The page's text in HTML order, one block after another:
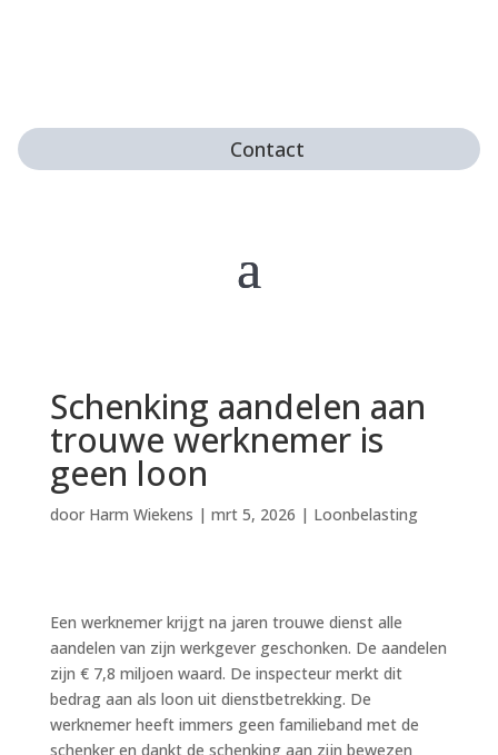
Contact
Schenking aandelen aan
trouwe werknemer is
geen loon
door Harm Wiekens | mrt 5, 2026 | Loonbelasting
Een werknemer krijgt na jaren trouwe dienst alle
aandelen van zijn werkgever geschonken. De aandelen
zijn € 7,8 miljoen waard. De inspecteur merkt dit
bedrag aan als loon uit dienstbetrekking. De
werknemer heeft immers geen familieband met de
schenker en dankt de schenking aan zijn bewezen